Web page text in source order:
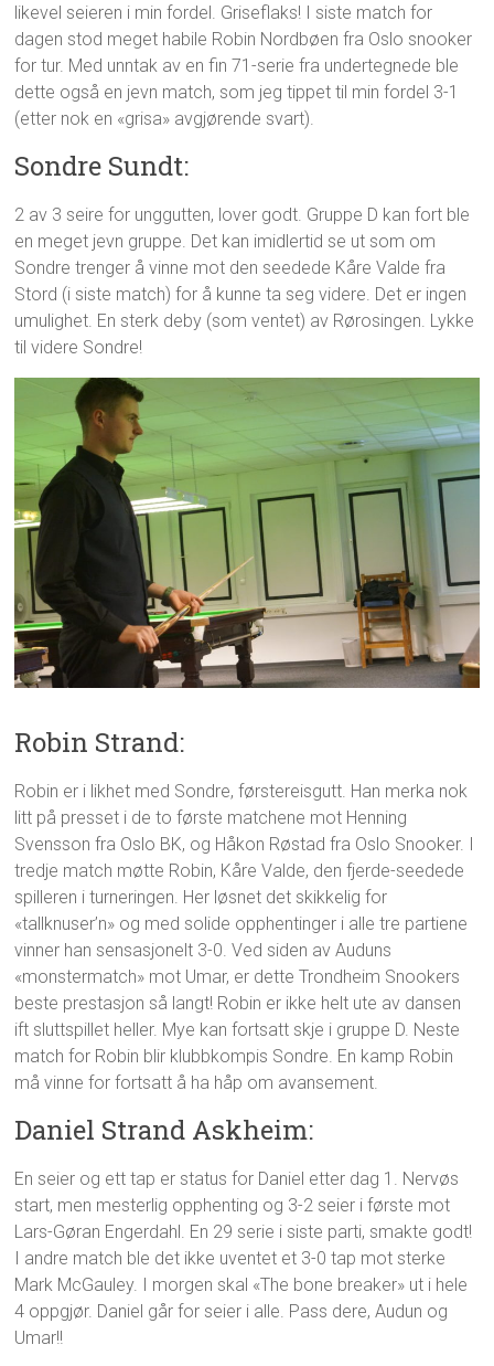
likevel seieren i min fordel. Griseflaks! I siste match for
dagen stod meget habile Robin Nordbøen fra Oslo snooker
for tur. Med unntak av en fin 71-serie fra undertegnede ble
dette også en jevn match, som jeg tippet til min fordel 3-1
(etter nok en «grisa» avgjørende svart).
Sondre Sundt:
2 av 3 seire for unggutten, lover godt. Gruppe D kan fort ble
en meget jevn gruppe. Det kan imidlertid se ut som om
Sondre trenger å vinne mot den seedede Kåre Valde fra
Stord (i siste match) for å kunne ta seg videre. Det er ingen
umulighet. En sterk deby (som ventet) av Rørosingen. Lykke
til videre Sondre!
Robin Strand:
Robin er i likhet med Sondre, førstereisgutt. Han merka nok
litt på presset i de to første matchene mot Henning
Svensson fra Oslo BK, og Håkon Røstad fra Oslo Snooker. I
tredje match møtte Robin, Kåre Valde, den fjerde-seedede
spilleren i turneringen. Her løsnet det skikkelig for
«tallknuser’n» og med solide opphentinger i alle tre partiene
vinner han sensasjonelt 3-0. Ved siden av Auduns
«monstermatch» mot Umar, er dette Trondheim Snookers
beste prestasjon så langt! Robin er ikke helt ute av dansen
ift sluttspillet heller. Mye kan fortsatt skje i gruppe D. Neste
match for Robin blir klubbkompis Sondre. En kamp Robin
må vinne for fortsatt å ha håp om avansement.
Daniel Strand Askheim:
En seier og ett tap er status for Daniel etter dag 1. Nervøs
start, men mesterlig opphenting og 3-2 seier i første mot
Lars-Gøran Engerdahl. En 29 serie i siste parti, smakte godt!
I andre match ble det ikke uventet et 3-0 tap mot sterke
Mark McGauley. I morgen skal «The bone breaker» ut i hele
4 oppgjør. Daniel går for seier i alle. Pass dere, Audun og
Umar!!